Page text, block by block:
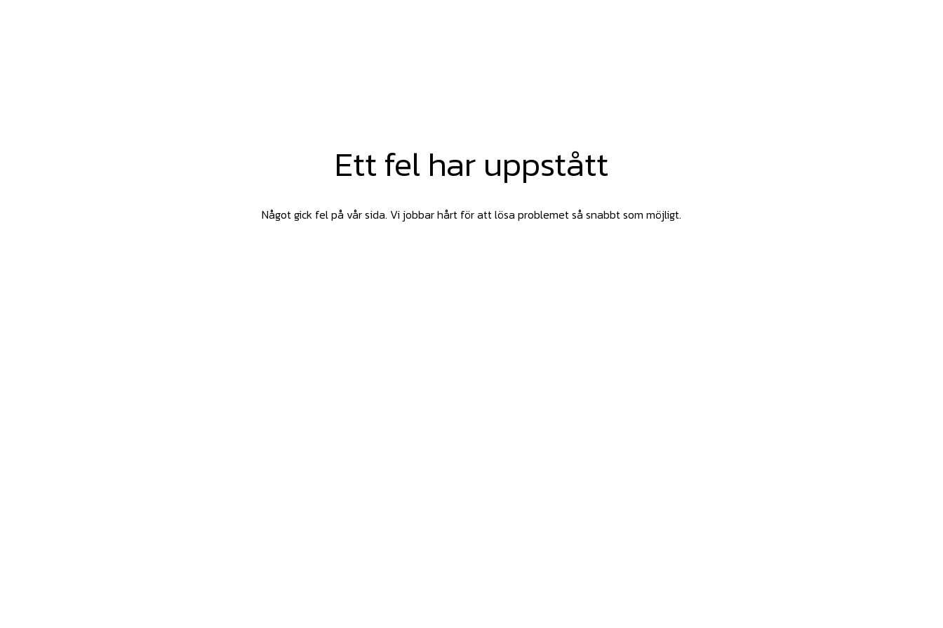
Ett fel har uppstått
Något gick fel på vår sida. Vi jobbar hårt för att lösa problemet så snabbt som möjligt.